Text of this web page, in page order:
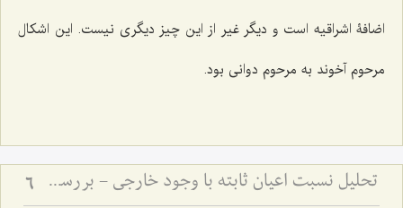
اضافۀ اشراقیه است و دیگر غیر از این چیز دیگری نیست. این اشکال
مرحوم آخوند به مرحوم دوانی بود.
تحلیل نسبت اعیان ثابته با وجود خارجی - بررسی تطبیقی دیدگاه محقق دوانی و آخوند ملاصدرا 6